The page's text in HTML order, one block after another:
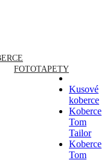
FOTOTAPETY
Kusové
koberce
Koberce
Tom
Tailor
Koberce
Tom